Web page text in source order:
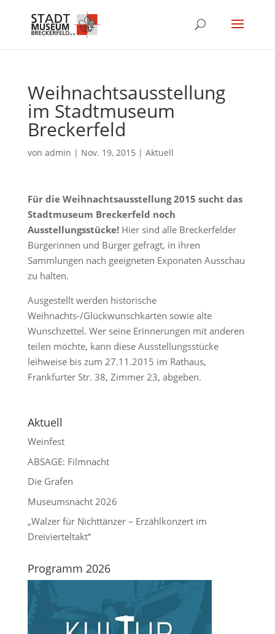
Weihnachtsausstellung
im Stadtmuseum
Breckerfeld
von admin | Nov. 19, 2015 | Aktuell
Für die Weihnachtsausstellung 2015 sucht das
Stadtmuseum Breckerfeld noch
Ausstellungsstücke!Hier sind alle Breckerfelder
Bürgerinnen und Bürger gefragt, in ihren
Sammlungen nach geeigneten Exponaten Ausschau
zu halten.
Ausgestellt werden historische
Weihnachts-/Glückwunschkarten sowie alte
Wunschzettel. Wer seine Erinnerungen mit anderen
teilen möchte, kann diese Ausstellungsstücke
leihweise bis zum 27.11.2015 im Rathaus,
Frankfurter Str. 38, Zimmer 23, abgeben.
Aktuell
Weinfest
ABSAGE: Filmnacht
Die Grafen
Museumsnacht 2026
„Walzer für Nichttänzer – Erzählkonzert im
Dreivierteltakt“
Programm 2026